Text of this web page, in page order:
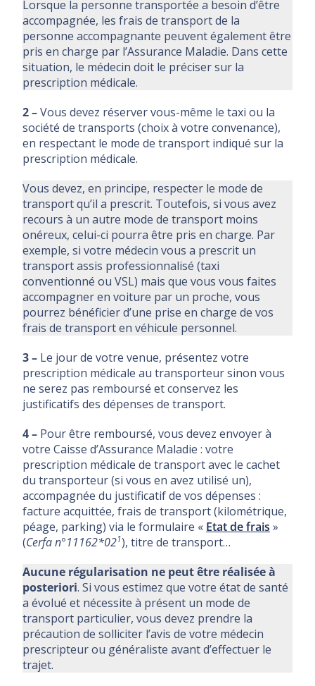
Lorsque la personne transportée a besoin d’être
accompagnée, les frais de transport de la
personne accompagnante peuvent également être
pris en charge par l’Assurance Maladie. Dans cette
situation, le médecin doit le préciser sur la
prescription médicale.
2 –Vous devez réserver vous-même le taxi ou la
société de transports (choix à votre convenance),
en respectant le mode de transport indiqué sur la
prescription médicale.
Vous devez, en principe, respecter le mode de
transport qu’il a prescrit. Toutefois, si vous avez
recours à un autre mode de transport moins
onéreux, celui-ci pourra être pris en charge. Par
exemple, si votre médecin vous a prescrit un
transport assis professionnalisé (taxi
conventionné ou VSL) mais que vous vous faites
accompagner en voiture par un proche, vous
pourrez bénéficier d’une prise en charge de vos
frais de transport en véhicule personnel.
3 – Le jour de votre venue, présentez votre
prescription médicale au transporteur sinon vous
ne serez pas remboursé et conservez les
justificatifs des dépenses de transport.
4 – Pour être remboursé, vous devez envoyer à
votre Caisse d’Assurance Maladie : votre
prescription médicale de transport avec le cachet
du transporteur (si vous en avez utilisé un),
accompagnée du justificatif de vos dépenses :
facture acquittée, frais de transport (kilométrique,
péage, parking) via le formulaire « Etat de frais »
(Cerfa n°11162*021), titre de transport…
Aucune régularisation ne peut être réalisée à
posteriori. Si vous estimez que votre état de santé
a évolué et nécessite à présent un mode de
transport particulier, vous devez prendre la
précaution de solliciter l’avis de votre médecin
prescripteur ou généraliste avant d’effectuer le
trajet.